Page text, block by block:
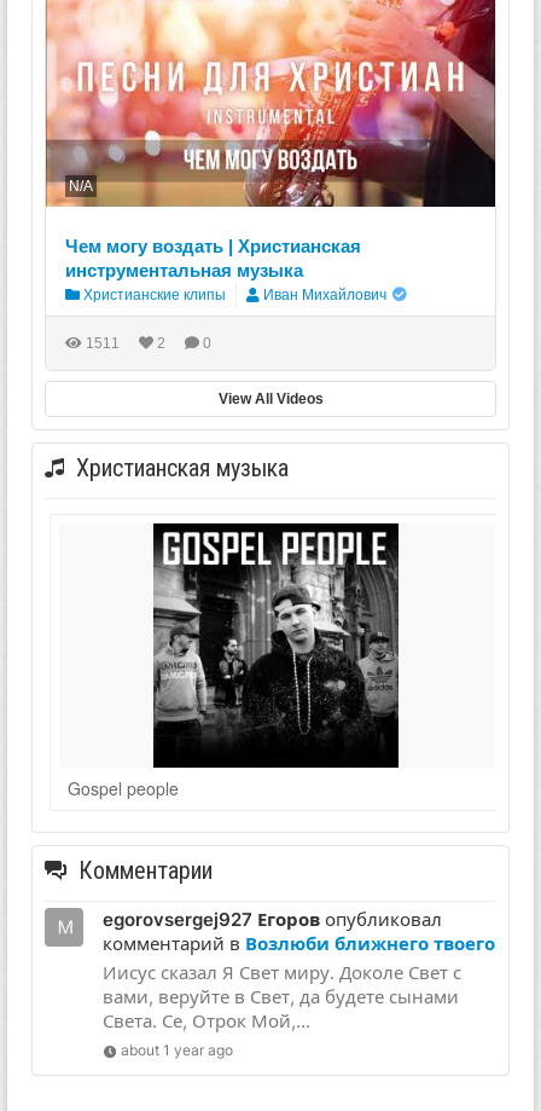
N/A
Чем могу воздать | Христианская
инструментальная музыка
Христианские клипы Иван Михайлович
1511 2 0
View All Videos
Христианская музыка
Gospel people
Комментарии
egorovsergej927 Егоров опубликовал
комментарий в Возлюби ближнего твоего
Иисус сказал Я Свет миру. Доколе Свет с
вами, веруйте в Свет, да будете сынами
Света. Се, Отрок Мой,...
about 1 year ago